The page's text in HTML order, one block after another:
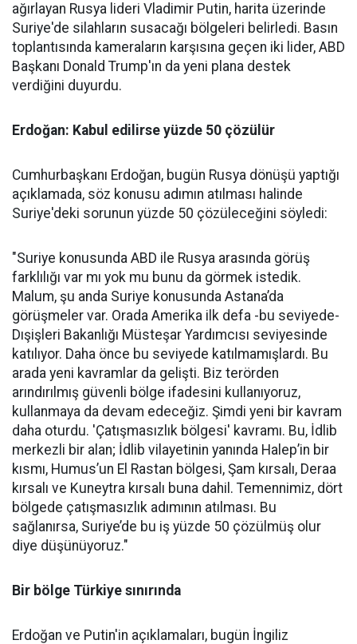
ağırlayan Rusya lideri Vladimir Putin, harita üzerinde
Suriye'de silahların susacağı bölgeleri belirledi. Basın
toplantısında kameraların karşısına geçen iki lider, ABD
Başkanı Donald Trump'ın da yeni plana destek
verdiğini duyurdu.
Erdoğan: Kabul edilirse yüzde 50 çözülür
Cumhurbaşkanı Erdoğan, bugün Rusya dönüşü yaptığı
açıklamada, söz konusu adımın atılması halinde
Suriye'deki sorunun yüzde 50 çözüleceğini söyledi:
"Suriye konusunda ABD ile Rusya arasında görüş
farklılığı var mı yok mu bunu da görmek istedik.
Malum, şu anda Suriye konusunda Astana’da
görüşmeler var. Orada Amerika ilk defa -bu seviyede-
Dışişleri Bakanlığı Müsteşar Yardımcısı seviyesinde
katılıyor. Daha önce bu seviyede katılmamışlardı. Bu
arada yeni kavramlar da gelişti. Biz terörden
arındırılmış güvenli bölge ifadesini kullanıyoruz,
kullanmaya da devam edeceğiz. Şimdi yeni bir kavram
daha oturdu. 'Çatışmasızlık bölgesi' kavramı. Bu, İdlib
merkezli bir alan; İdlib vilayetinin yanında Halep’in bir
kısmı, Humus’un El Rastan bölgesi, Şam kırsalı, Deraa
kırsalı ve Kuneytra kırsalı buna dahil. Temennimiz, dört
bölgede çatışmasızlık adımının atılması. Bu
sağlanırsa, Suriye’de bu iş yüzde 50 çözülmüş olur
diye düşünüyoruz."
Bir bölge Türkiye sınırında
Erdoğan ve Putin'in açıklamaları, bugün İngiliz